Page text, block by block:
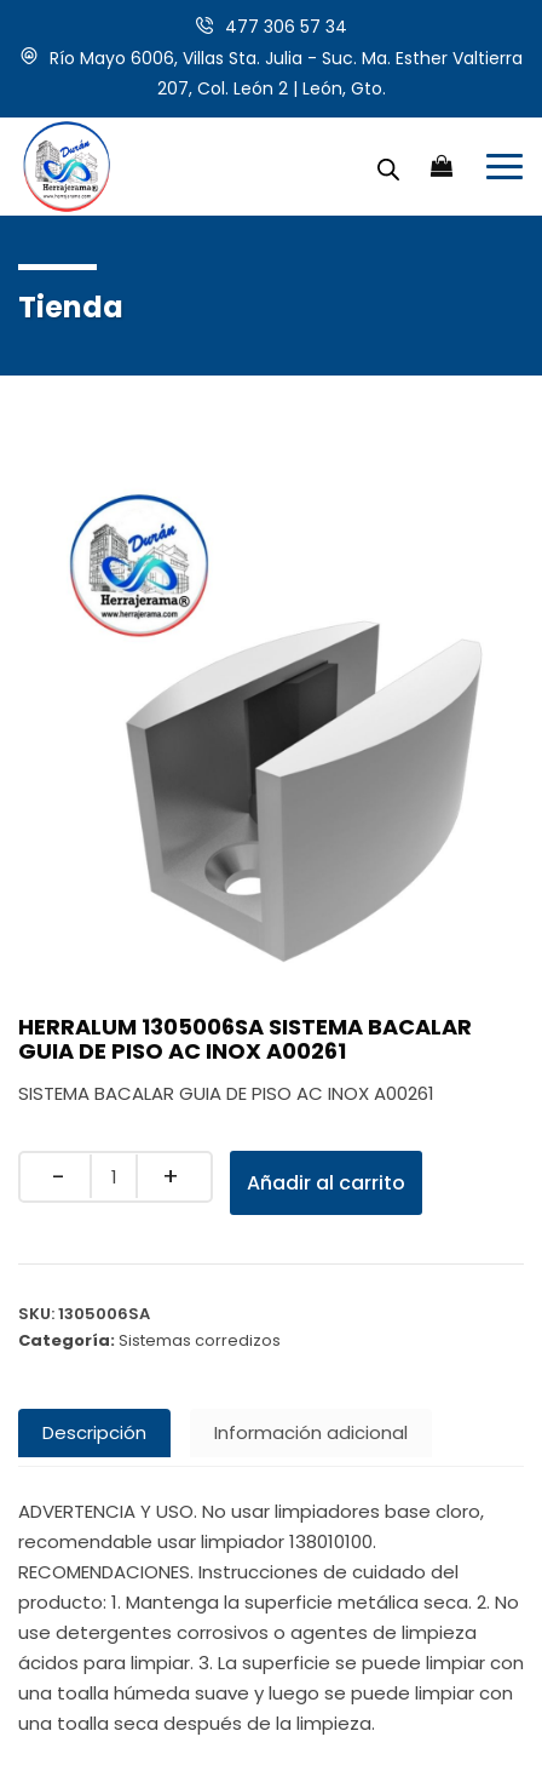
477 306 57 34
Río Mayo 6006, Villas Sta. Julia - Suc. Ma. Esther Valtierra
207, Col. León 2 | León, Gto.
Tienda
HERRALUM 1305006SA SISTEMA BACALAR
GUIA DE PISO AC INOX A00261
SISTEMA BACALAR GUIA DE PISO AC INOX A00261
Quantity Añadir al carrito
SKU:1305006SA
Categoría:Sistemas corredizos
Descripción Información adicional
ADVERTENCIA Y USO. No usar limpiadores base cloro,
recomendable usar limpiador 138010100.
RECOMENDACIONES. Instrucciones de cuidado del
producto: 1. Mantenga la superficie metálica seca. 2. No
use detergentes corrosivos o agentes de limpieza
ácidos para limpiar. 3. La superficie se puede limpiar con
una toalla húmeda suave y luego se puede limpiar con
una toalla seca después de la limpieza.